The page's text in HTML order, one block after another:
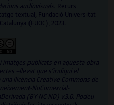
audiovisuals.
Recurs
textual, Fundació Universitat
(FUOC), 2023.
imatges publicats en aquesta obra
–llevat que s’indiqui el
llicència Creative Commons de
NoComercial-
(BY-NC-ND) v.3.0. Podeu